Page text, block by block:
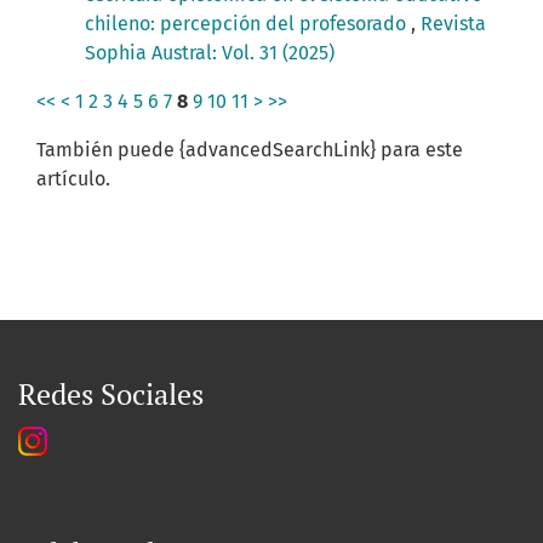
chileno: percepción del profesorado , Revista
Sophia Austral: Vol. 31 (2025)
<< < 1 2 3 4 5 6 7 8 9 10 11 > >>
También puede {advancedSearchLink} para este
artículo.
Redes Sociales